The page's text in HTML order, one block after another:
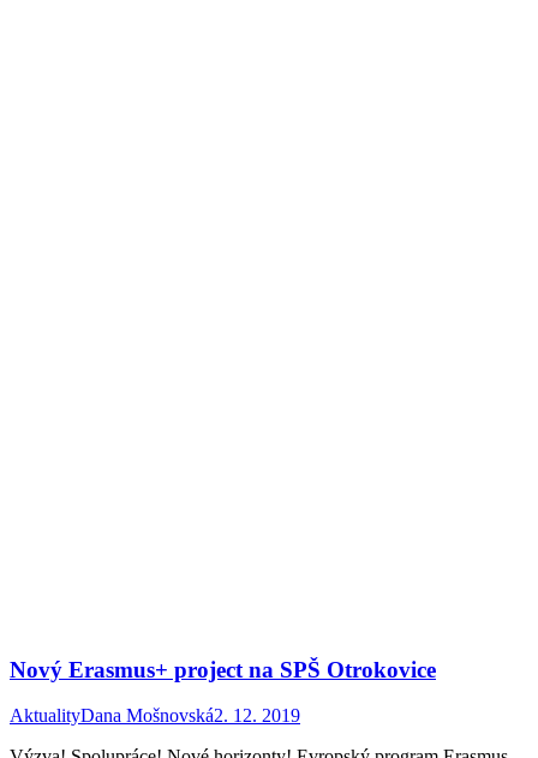
Nový Erasmus+ project na SPŠ Otrokovice
AktualityDana Mošnovská2. 12. 2019